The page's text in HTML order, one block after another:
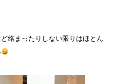
絡まったりしない限りはほとん